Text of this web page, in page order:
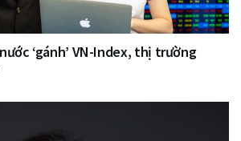
‘gánh’ VN-Index, thị trường